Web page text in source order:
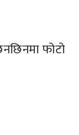
फोटो